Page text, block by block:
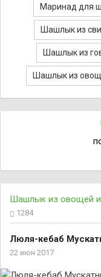
Маринад для
Шашлык из
Шашлык из
Шашлык из
Шашлык из овощей и
1284
Люля-кебаб
22 июн 2017